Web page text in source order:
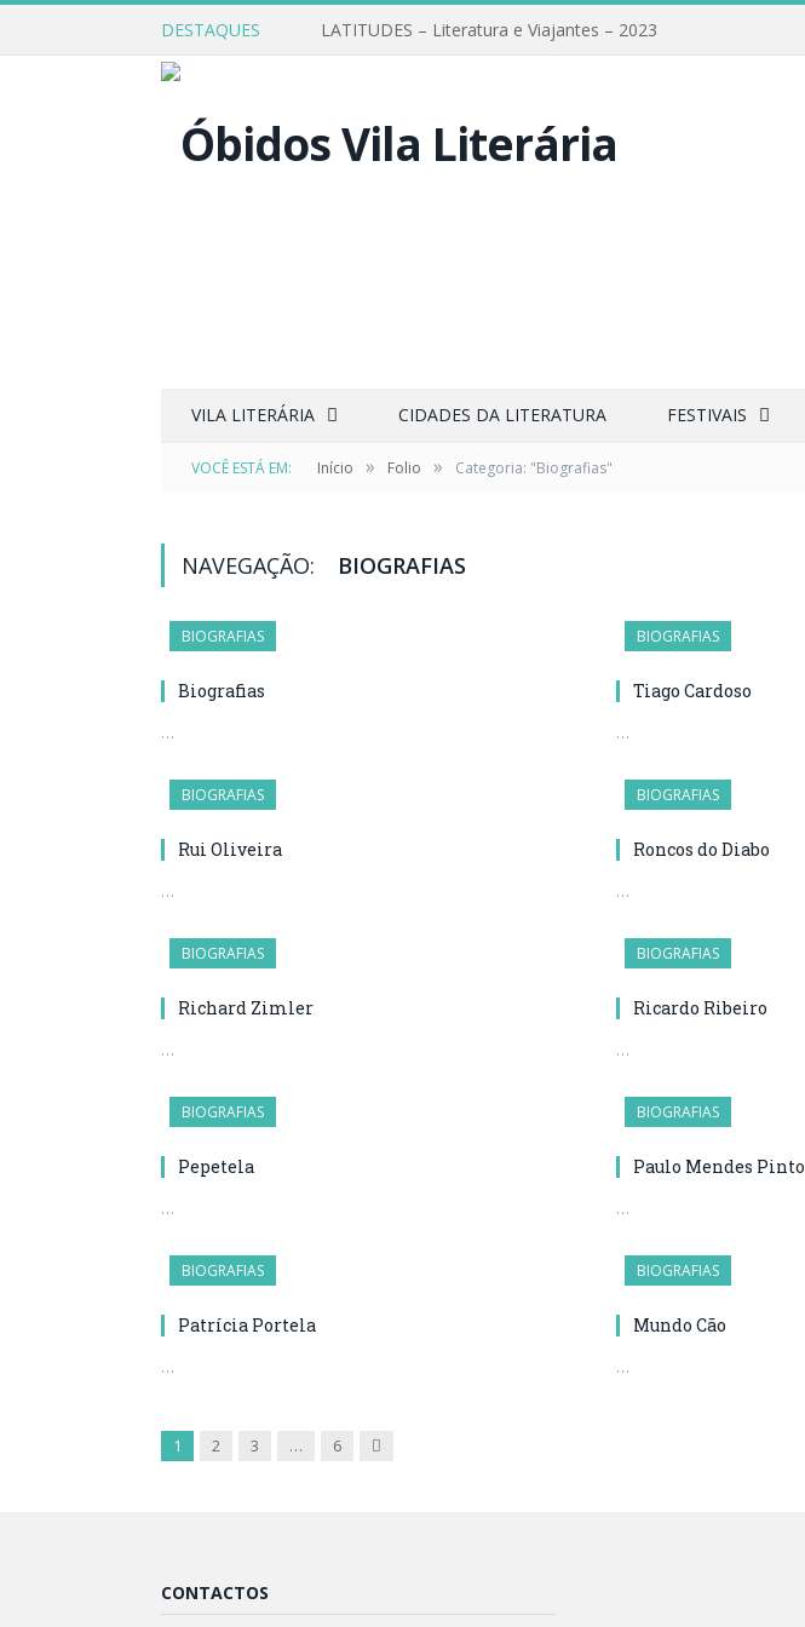
DESTAQUES LATITUDES – Literatura e Viajantes – 2023
VILA LITERÁRIA CIDADES DA LITERATURA FESTIVAIS
VOCÊ ESTÁ EM: Início » Folio » Categoria: "Biografias"
NAVEGAÇÃO: BIOGRAFIAS
BIOGRAFIAS
Biografias
…
BIOGRAFIAS
Tiago Cardoso
…
BIOGRAFIAS
Rui Oliveira
…
BIOGRAFIAS
Roncos do Diabo
…
BIOGRAFIAS
Richard Zimler
…
BIOGRAFIAS
Ricardo Ribeiro
…
BIOGRAFIAS
Pepetela
…
BIOGRAFIAS
Paulo Mendes Pinto
…
BIOGRAFIAS
Patrícia Portela
…
BIOGRAFIAS
Mundo Cão
…
1 2 3 … 6 Próximo
CONTACTOS